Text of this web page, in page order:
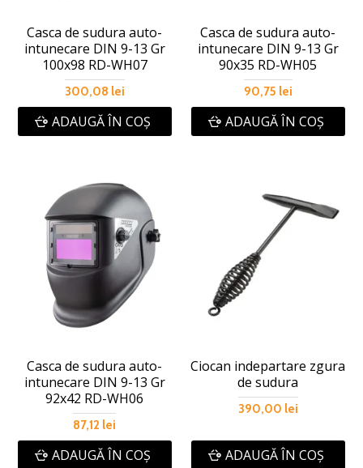
Casca de sudura auto-
intunecare DIN 9-13 Gr
100x98 RD-WH07
300,08 lei
ADAUGĂ ÎN COŞ
Casca de sudura auto-
intunecare DIN 9-13 Gr
90x35 RD-WH05
90,75 lei
ADAUGĂ ÎN COŞ
Casca de sudura auto-
intunecare DIN 9-13 Gr
92x42 RD-WH06
87,12 lei
ADAUGĂ ÎN COŞ
Ciocan indepartare zgura
de sudura
390,00 lei
ADAUGĂ ÎN COŞ